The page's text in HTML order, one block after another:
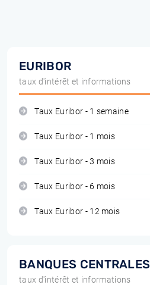
EURIBOR
taux d'intérêt et informations
Taux Euribor - 1 semaine
Taux Euribor - 1 mois
Taux Euribor - 3 mois
Taux Euribor - 6 mois
Taux Euribor - 12 mois
BANQUES CENTRALES
taux d'intérêt et informations